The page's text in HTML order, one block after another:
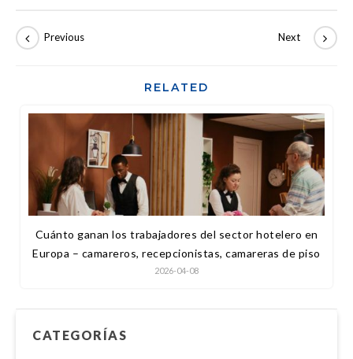
RELATED
Cuánto ganan los trabajadores del sector hotelero en
Europa – camareros, recepcionistas, camareras de piso
2026-04-08
CATEGORÍAS